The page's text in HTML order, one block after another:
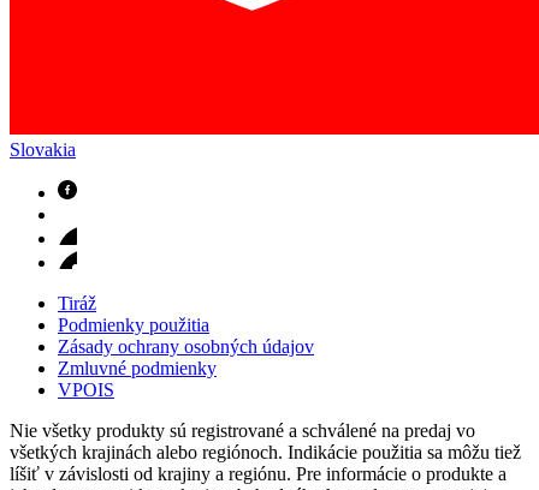
Slovakia
Tiráž
Podmienky použitia
Zásady ochrany osobných údajov
Zmluvné podmienky
VPOIS
Nie všetky produkty sú registrované a schválené na predaj vo
všetkých krajinách alebo regiónoch. Indikácie použitia sa môžu tiež
líšiť v závislosti od krajiny a regiónu. Pre informácie o produkte a